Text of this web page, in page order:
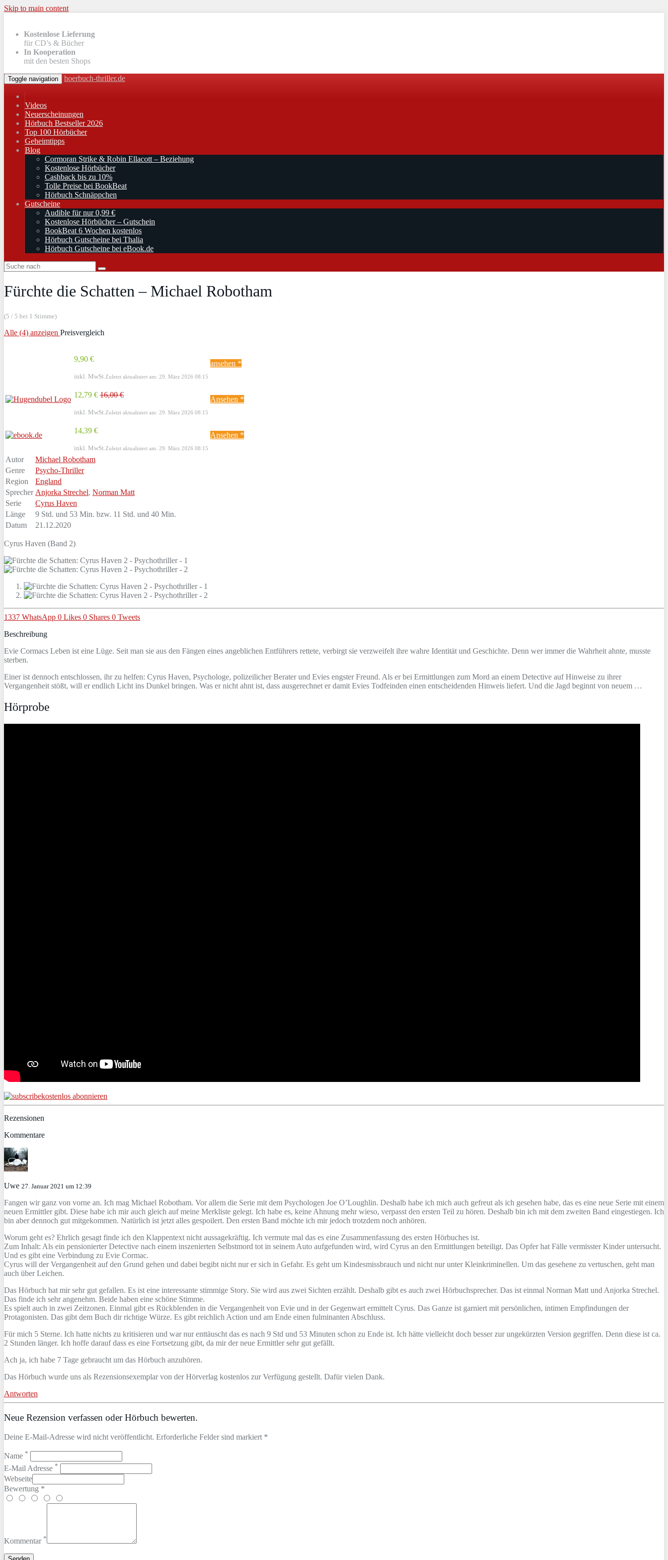
Skip to main content
Kostenlose Lieferung
für CD’s & Bücher
In Kooperation
mit den besten Shops
Toggle navigation hoerbuch-thriller.de
Videos
Neuerscheinungen
Hörbuch Bestseller 2026
Top 100 Hörbücher
Geheimtipps
Blog
Cormoran Strike & Robin Ellacott – Beziehung
Kostenlose Hörbücher
Cashback bis zu 10%
Tolle Preise bei BookBeat
Hörbuch Schnäppchen
Gutscheine
Audible für nur 0,99 €
Kostenlose Hörbücher – Gutschein
BookBeat 6 Wochen kostenlos
Hörbuch Gutscheine bei Thalia
Hörbuch Gutscheine bei eBook.de
Fürchte die Schatten – Michael Robotham
(5 / 5 bei 1 Stimme)
Alle (4) anzeigen Preisvergleich
9,90 €
inkl. MwSt. Zuletzt aktualisiert am: 29. März 2026 08:15
ansehen *
12,79 € 16,00 €
inkl. MwSt. Zuletzt aktualisiert am: 29. März 2026 08:15
Ansehen *
14,39 €
inkl. MwSt. Zuletzt aktualisiert am: 29. März 2026 08:15
Ansehen *
Autor
Michael Robotham
Genre
Psycho-Thriller
Region
England
Sprecher Anjorka Strechel, Norman Matt
Serie
Cyrus Haven
Länge
9 Std. und 53 Min. bzw. 11 Std. und 40 Min.
Datum
21.12.2020
Cyrus Haven (Band 2)
1337 WhatsApp 0 Likes 0 Shares 0 Tweets
Beschreibung
Evie Cormacs Leben ist eine Lüge. Seit man sie aus den Fängen eines angeblichen Entführers rettete, verbirgt sie verzweifelt ihre wahre Identität und Geschichte. Denn wer immer die Wahrheit ahnte, musste
sterben.
Einer ist dennoch entschlossen, ihr zu helfen: Cyrus Haven, Psychologe, polizeilicher Berater und Evies engster Freund. Als er bei Ermittlungen zum Mord an einem Detective auf Hinweise zu ihrer
Vergangenheit stößt, will er endlich Licht ins Dunkel bringen. Was er nicht ahnt ist, dass ausgerechnet er damit Evies Todfeinden einen entscheidenden Hinweis liefert. Und die Jagd beginnt von neuem …
Hörprobe
kostenlos abonnieren
Rezensionen
Kommentare
Uwe 27. Januar 2021 um 12:39
Fangen wir ganz von vorne an. Ich mag Michael Robotham. Vor allem die Serie mit dem Psychologen Joe O’Loughlin. Deshalb habe ich mich auch gefreut als ich gesehen habe, das es eine neue Serie mit einem
neuen Ermittler gibt. Diese habe ich mir auch gleich auf meine Merkliste gelegt. Ich habe es, keine Ahnung mehr wieso, verpasst den ersten Teil zu hören. Deshalb bin ich mit dem zweiten Band eingestiegen. Ich
bin aber dennoch gut mitgekommen. Natürlich ist jetzt alles gespoilert. Den ersten Band möchte ich mir jedoch trotzdem noch anhören.
Worum geht es? Ehrlich gesagt finde ich den Klappentext nicht aussagekräftig. Ich vermute mal das es eine Zusammenfassung des ersten Hörbuches ist.
Zum Inhalt: Als ein pensionierter Detective nach einem inszenierten Selbstmord tot in seinem Auto aufgefunden wird, wird Cyrus an den Ermittlungen beteiligt. Das Opfer hat Fälle vermisster Kinder untersucht.
Und es gibt eine Verbindung zu Evie Cormac.
Cyrus will der Vergangenheit auf den Grund gehen und dabei begibt nicht nur er sich in Gefahr. Es geht um Kindesmissbrauch und nicht nur unter Kleinkriminellen. Um das gesehene zu vertuschen, geht man
auch über Leichen.
Das Hörbuch hat mir sehr gut gefallen. Es ist eine interessante stimmige Story. Sie wird aus zwei Sichten erzählt. Deshalb gibt es auch zwei Hörbuchsprecher. Das ist einmal Norman Matt und Anjorka Strechel.
Das finde ich sehr angenehm. Beide haben eine schöne Stimme.
Es spielt auch in zwei Zeitzonen. Einmal gibt es Rückblenden in die Vergangenheit von Evie und in der Gegenwart ermittelt Cyrus. Das Ganze ist garniert mit persönlichen, intimen Empfindungen der
Protagonisten. Das gibt dem Buch dir richtige Würze. Es gibt reichlich Action und am Ende einen fulminanten Abschluss.
Für mich 5 Sterne. Ich hatte nichts zu kritisieren und war nur enttäuscht das es nach 9 Std und 53 Minuten schon zu Ende ist. Ich hätte vielleicht doch besser zur ungekürzten Version gegriffen. Denn diese ist ca.
2 Stunden länger. Ich hoffe darauf dass es eine Fortsetzung gibt, da mir der neue Ermittler sehr gut gefällt.
Ach ja, ich habe 7 Tage gebraucht um das Hörbuch anzuhören.
Das Hörbuch wurde uns als Rezensionsexemplar von der Hörverlag kostenlos zur Verfügung gestellt. Dafür vielen Dank.
Antworten
Neue Rezension verfassen oder Hörbuch bewerten.
Deine E-Mail-Adresse wird nicht veröffentlicht. Erforderliche Felder sind markiert *
Name *
E-Mail Adresse *
Webseite
Bewertung *
Kommentar *